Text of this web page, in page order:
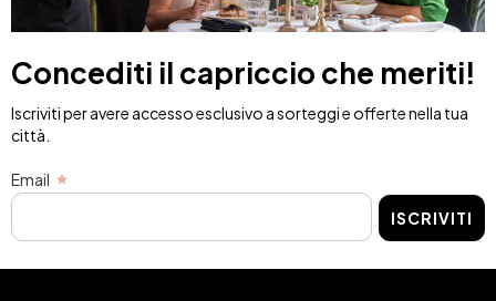
Concediti il capriccio che meriti!
Iscriviti per avere accesso esclusivo a sorteggi e offerte nella tua
città.
Email
ISCRIVITI